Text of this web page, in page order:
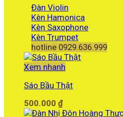
Đàn Violin
Kèn Hamonica
Kèn Saxophone
Kèn Trumpet
hotline 0929.636.999
Xem nhanh
Sáo Bầu Thật
500.000 ₫